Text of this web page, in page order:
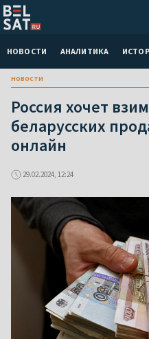
НОВОСТИ АНАЛИТИКА
новости
Россия хочет
беларусских
онлайн
29.02.2024, 12:24